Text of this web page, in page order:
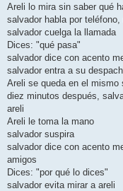
Areli lo mira sin saber qué
salvador habla por
salvador cuelga la llamada
Dices: "qué pasa"
salvador dice con acento
salvador entra a su
Areli se queda en el mismo
diez minutos después,
areli
Areli le toma la mano
salvador suspira
salvador dice con acento
amigos
Dices: "por qué lo dices"
salvador evita mirar a areli